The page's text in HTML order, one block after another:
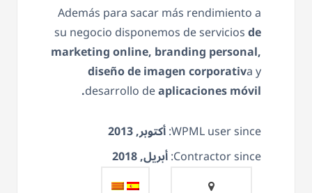
Además para sacar más rendimiento a
su negocio disponemos de serviciosde
marketing online, branding personal,
diseño de imagen corporativa y
desarrollo deaplicaciones móvil.
WPML user since: أكتوبر, 2013
Contractor since: أبريل, 2018